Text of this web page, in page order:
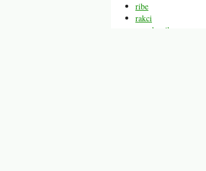
ribe
rakci
morske ribe